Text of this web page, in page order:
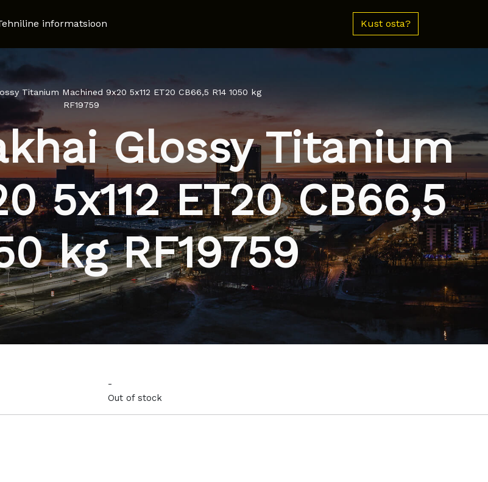
informatsioon Kust osta?
Titanium Machined 9x20 5x112 ET20 CB66,5 R14 1050 kg
RF19759
Glossy Titanium
5x112 ET20 CB66,5
kg RF19759
-
Out of stock